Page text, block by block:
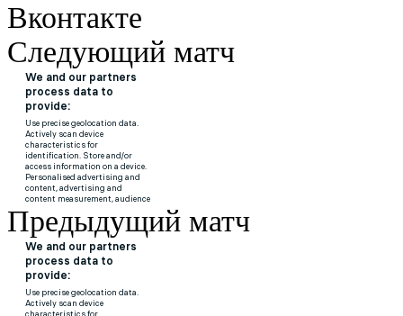
Вконтакте
Следующий матч
Предыдущий матч